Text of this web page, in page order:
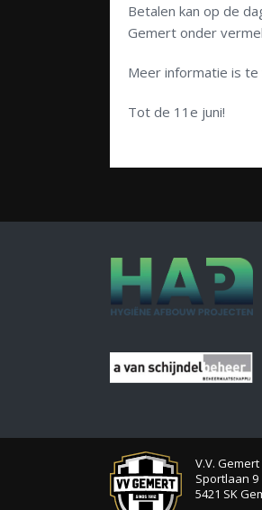
Betalen kan op de
Gemert onder
Meer informatie is
Tot de 11e juni!
V.V. Gemert
Sportlaan 9
5421 SK